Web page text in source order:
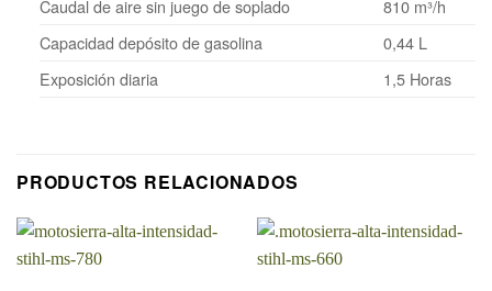
Caudal de aire sin juego de soplado
810 m³/h
Capacidad depósito de gasolina
0,44 L
Exposición diaria
1,5 Horas
PRODUCTOS RELACIONADOS